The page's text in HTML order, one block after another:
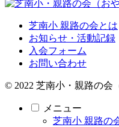
芝南小 親路の会とは
お知らせ・活動記録
入会フォーム
お問い合わせ
© 2022 芝南小・親路の会
メニュー
芝南小 親路の